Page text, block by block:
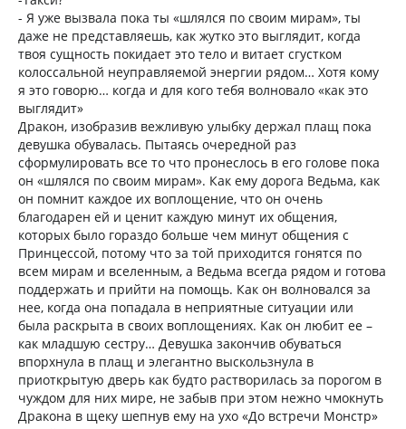
- Я уже вызвала пока ты «шлялся по своим мирам», ты
даже не представляешь, как жутко это выглядит, когда
твоя сущность покидает это тело и витает сгустком
колоссальной неуправляемой энергии рядом… Хотя кому
я это говорю… когда и для кого тебя волновало «как это
выглядит»
Дракон, изобразив вежливую улыбку держал плащ пока
девушка обувалась. Пытаясь очередной раз
сформулировать все то что пронеслось в его голове пока
он «шлялся по своим мирам». Как ему дорога Ведьма, как
он помнит каждое их воплощение, что он очень
благодарен ей и ценит каждую минут их общения,
которых было гораздо больше чем минут общения с
Принцессой, потому что за той приходится гонятся по
всем мирам и вселенным, а Ведьма всегда рядом и готова
поддержать и прийти на помощь. Как он волновался за
нее, когда она попадала в неприятные ситуации или
была раскрыта в своих воплощениях. Как он любит ее –
как младшую сестру… Девушка закончив обуваться
впорхнула в плащ и элегантно выскользнула в
приоткрытую дверь как будто растворилась за порогом в
чуждом для них мире, не забыв при этом нежно чмокнуть
Дракона в щеку шепнув ему на ухо «До встречи Монстр»